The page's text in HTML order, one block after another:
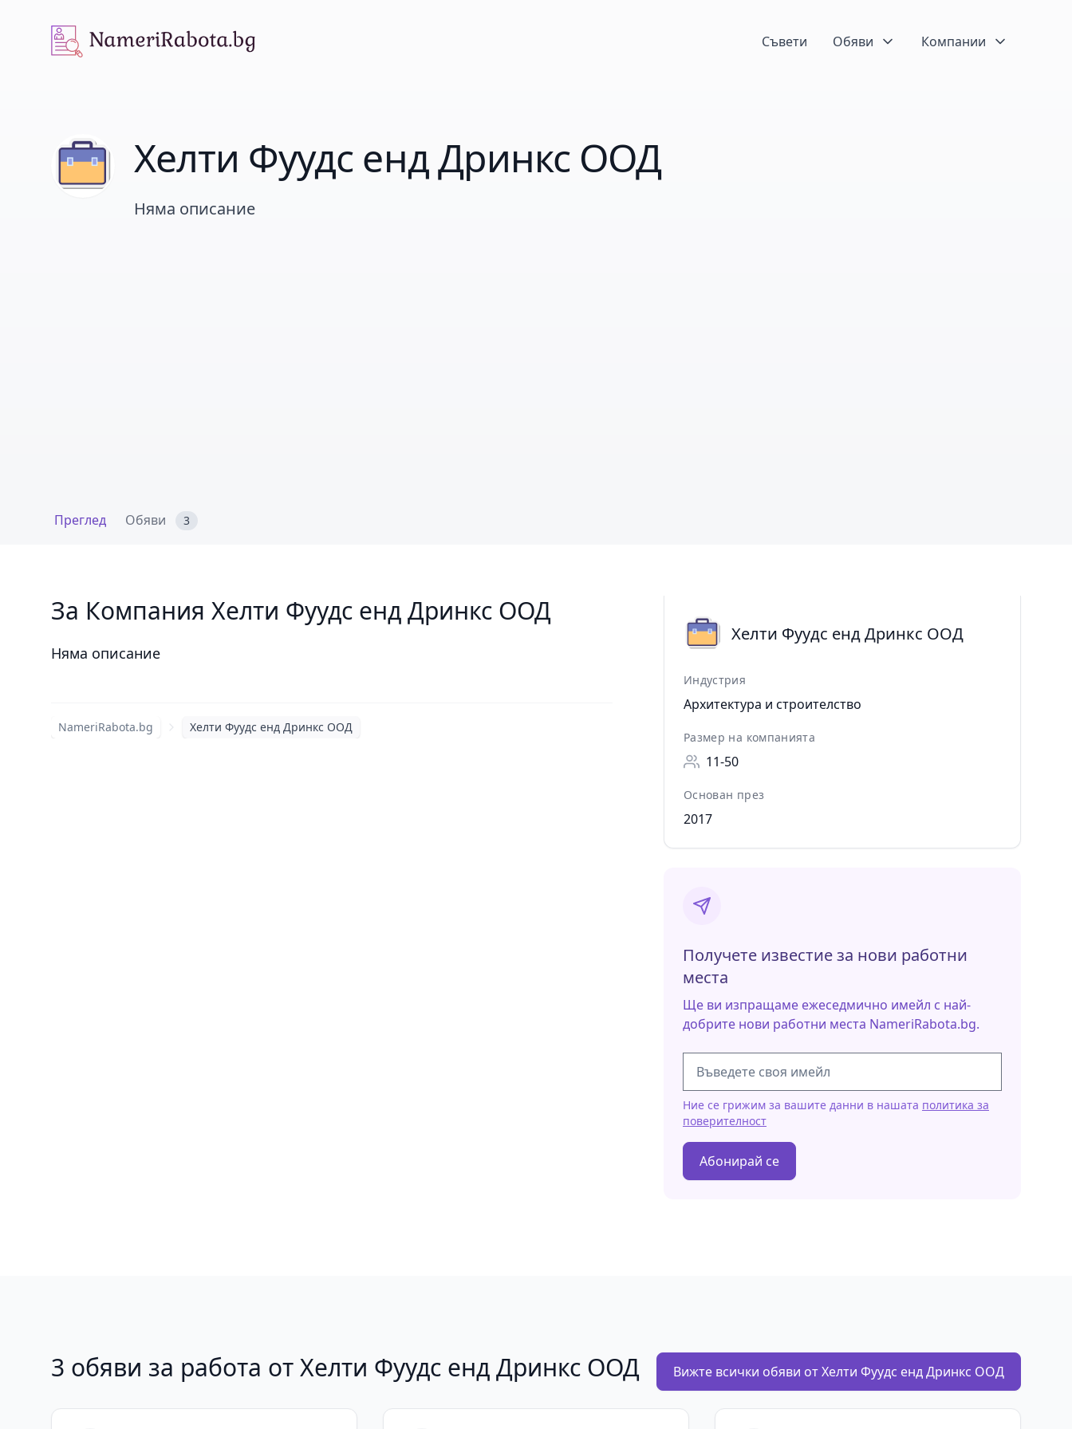
NameriRabota.bg Съвети Обяви Компании
Хелти Фуудс енд Дринкс ООД
Няма описание
Преглед Обяви 3
За Компания Хелти Фуудс енд Дринкс ООД
Няма описание
NameriRabota.bg Хелти Фуудс енд Дринкс ООД
Хелти Фуудс енд Дринкс ООД
Индустрия
Архитектура и строителство
Размер на компанията
11-50
Основан през
2017
Получете известие за нови работни
места
Ще ви изпращаме ежеседмично имейл с най-
добрите нови работни места NameriRabota.bg.
Ние се грижим за вашите данни в нашата политика за
поверителност
Абонирай се
3 обяви за работа от Хелти Фуудс енд Дринкс ООД Вижте всички обяви от Хелти Фуудс енд Дринкс ООД